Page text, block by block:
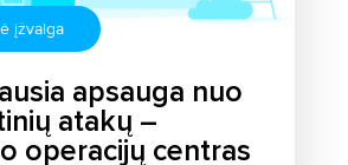
įžvalga
apsauga nuo
atakų –
operacijų centras